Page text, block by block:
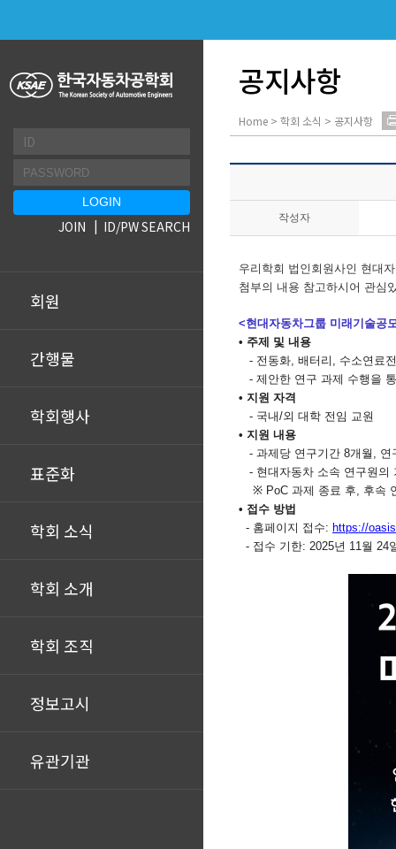
회원
간행물
학회행사
표준화
학회 소식
학회 소개
학회 조직
정보고시
유관기관
JOIN ID/PW SEARCH
공지사항
Home > 학회 소식 > 공지사항
작성자
우리학회 법인회원사인 현대
첨부의 내용 참고하시어 관심
<현대자동차그룹 미래기술공
• 주제 및 내용
- 전동화, 배터리 , 수소연료
- 제안한 연구 과제 수행을
• 지원 자격
- 국내/외 대학 전임 교원
• 지원 내용
- 과제당 연구기간 8개월 , 연
- 현대자동차 소속 연구원의
※ PoC 과제 종료 후, 후속
• 접수 방법
- 홈페이지 접수: https://
- 접수 기한: 2025년 11월 24